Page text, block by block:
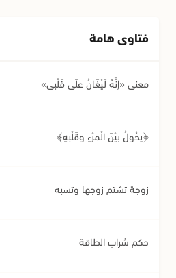
فتاوى هامة
معنى «إِنَّهُ لَيُغَانُ عَلَى قَلْبِي»
﴿يَحُولُ بَيْنَ الْمَرْءِ وَقَلْبِهِ﴾
زوجة تشتم زوجها وتسبه
حكم شراب الطاقة